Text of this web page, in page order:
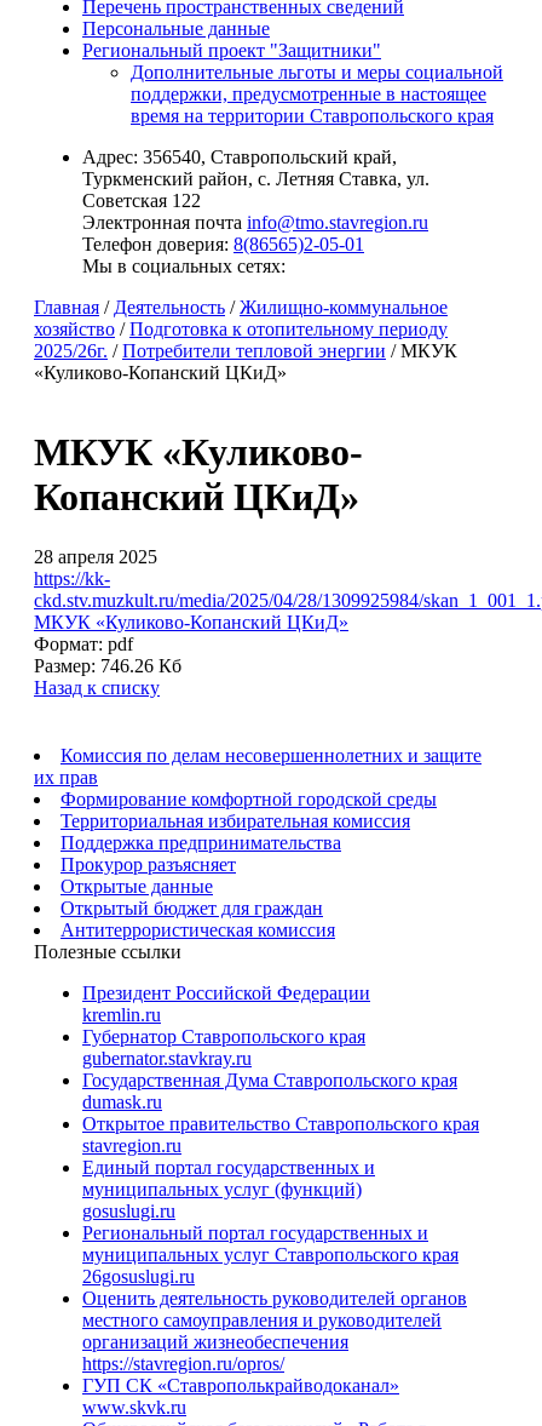
Перечень пространственных сведений
Персональные данные
Региональный проект "Защитники"
Дополнительные льготы и меры социальной
поддержки, предусмотренные в настоящее
время на территории Ставропольского края
Адрес: 356540, Ставропольский край,
Туркменский район, с. Летняя Ставка, ул.
Советская 122
Электронная почта info@tmo.stavregion.ru
Телефон доверия: 8(86565)2-05-01
Мы в социальных сетях:
Главная / Деятельность / Жилищно-коммунальное
хозяйство / Подготовка к отопительному периоду
2025/26г. / Потребители тепловой энергии / МКУК
«Куликово-Копанский ЦКиД»
МКУК «Куликово-
Копанский ЦКиД»
28 апреля 2025
https://kk-
ckd.stv.muzkult.ru/media/2025/04/28/1309925984/
МКУК «Куликово-Копанский ЦКиД»
Формат: pdf
Размер: 746.26 Кб
Назад к списку
Комиссия по делам несовершеннолетних и защите
их прав
Формирование комфортной городской среды
Территориальная избирательная комиссия
Поддержка предпринимательства
Прокурор разъясняет
Открытые данные
Открытый бюджет для граждан
Антитеррористическая комиссия
Полезные ссылки
Президент Российской Федерации
kremlin.ru
Губернатор Ставропольского края
gubernator.stavkray.ru
Государственная Дума Ставропольского края
dumask.ru
Открытое правительство Ставропольского края
stavregion.ru
Единый портал государственных и
муниципальных услуг (функций)
gosuslugi.ru
Региональный портал государственных и
муниципальных услуг Ставропольского края
26gosuslugi.ru
Оценить деятельность руководителей органов
местного самоуправления и руководителей
организаций жизнеобеспечения
https://stavregion.ru/opros/
ГУП СК «Ставрополькрайводоканал»
www.skvk.ru